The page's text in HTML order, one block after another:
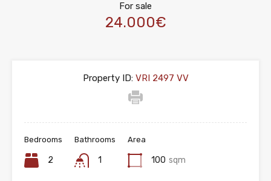
For sale
24.000€
Property ID:VRI 2497 VV
Bedrooms
2
Bathrooms
1
Area
100 sqm